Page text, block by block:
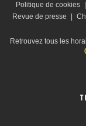
Politique de cookies
Revue de presse
Retrouvez tous les